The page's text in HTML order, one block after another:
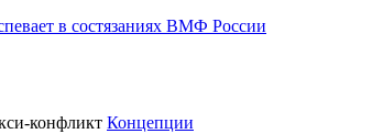
в состязаниях ВМФ России
Концепции